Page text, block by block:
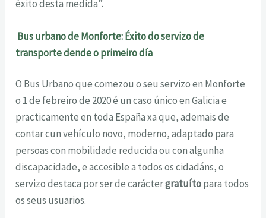
éxito desta medida”.
Bus urbano de Monforte: Éxito do servizo de
transporte dende o primeiro día
O Bus Urbano que comezou o seu servizo en Monforte
o 1 de febreiro de 2020 é un caso único en Galicia e
practicamente en toda España xa que, ademais de
contar cun vehículo novo, moderno, adaptado para
persoas con mobilidade reducida ou con algunha
discapacidade, e accesible a todos os cidadáns, o
servizo destaca por ser de caráctergratuítopara todos
os seus usuarios.